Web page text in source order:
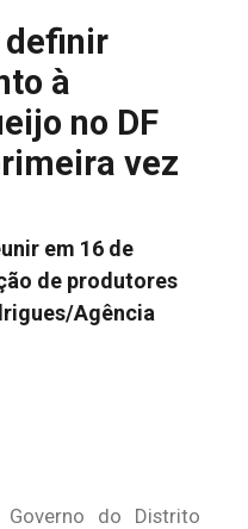
definir
à
no DF
vez
em 16 de
de produtores
Agência
do Distrito